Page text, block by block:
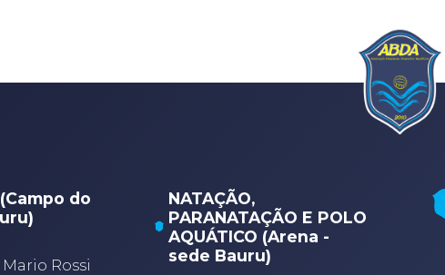
do
Rossi
NATAÇÃO,
PARANATAÇÃO E POLO
AQUÁTICO (Arena -
sede Bauru)